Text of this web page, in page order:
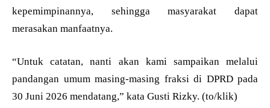
kepemimpinannya, sehingga masyarakat dapat
merasakan manfaatnya.
“Untuk catatan, nanti akan kami sampaikan melalui
pandangan umum masing-masing fraksi di DPRD pada
30 Juni 2026 mendatang,” kata Gusti Rizky. (to/klik)